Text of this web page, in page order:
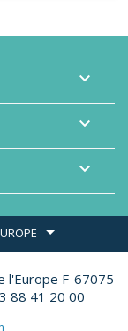



l'Europe F-67075
88 41 20 00